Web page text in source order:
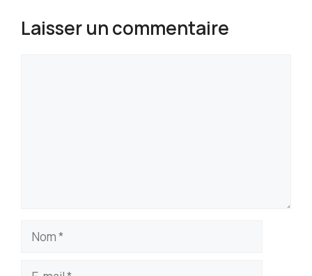
Laisser un commentaire
Nom